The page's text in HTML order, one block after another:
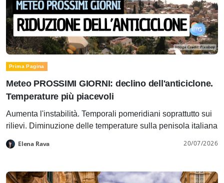
Prima Pagina
Meteo PROSSIMI GIORNI: declino dell'anticiclone.
Temperature più piacevoli
Aumenta l'instabilità. Temporali pomeridiani soprattutto sui
rilievi. Diminuzione delle temperature sulla penisola italiana
Elena Rava 20/07/2026